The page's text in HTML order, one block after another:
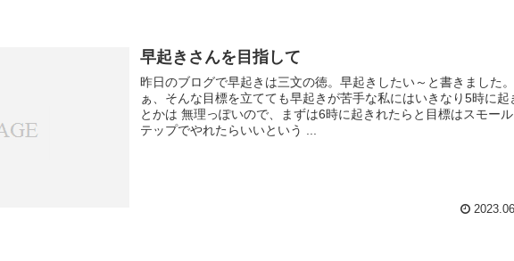
早起きさんを目指して
昨日のブログで早起きは三文の徳。早起きしたい～と書きました
ぁ、そんな目標を立てても早起きが苦手な私にはいきなり5時に起
とかは 無理っぽいので、まずは6時に起きれたらと目標はスモール
テップでやれたらいいという ...